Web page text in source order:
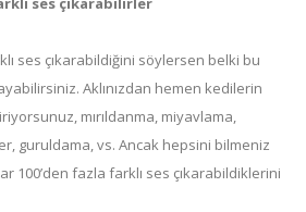
ses çıkarabildiğini söylersen belki bu
Aklınızdan hemen kedilerin
mırıldanma, miyavlama,
guruldama, vs. Ancak hepsini bilmeniz
100’den fazla farklı ses çıkarabildiklerini